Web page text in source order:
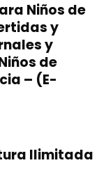
Niños de
y
y
de
– (E-
Ilimitada